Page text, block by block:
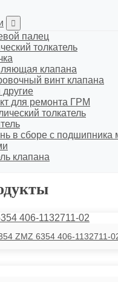
палец
толкатель
клапана
винт клапана
другие
для ремонта ГРМ
толкатель
в сборе с подшипника
клапана
ZMZ 6354 406-1132711-